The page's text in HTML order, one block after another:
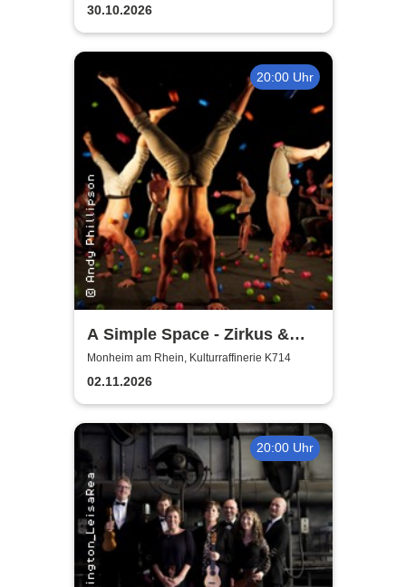
30.10.2026
20:00 Uhr
A Simple Space - Zirkus &
Körpertheater
Monheim am Rhein, Kulturraffinerie K714
02.11.2026
20:00 Uhr